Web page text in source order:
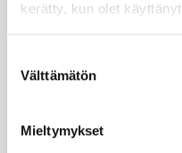
kerätty, kun olet
Evästeet >
valinta
Välttämätön
Mieltymykset
Yrityssalo Oy